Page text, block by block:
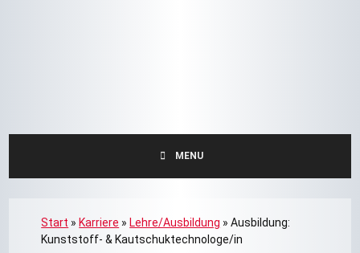
MENU
Start » Karriere » Lehre/Ausbildung »Ausbildung:
Kunststoff- & Kautschuktechnologe/in